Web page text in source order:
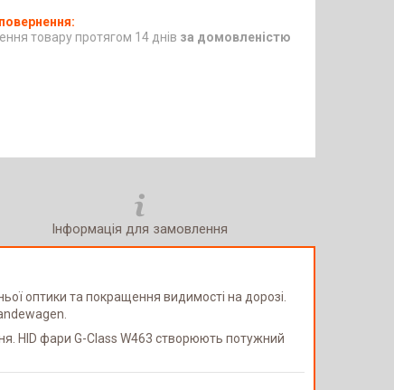
товару протягом 14 днів за домовленістю
Інформація для замовлення
оптики та покращення видимості на дорозі.
HID фари G-Class W463 створюють потужний